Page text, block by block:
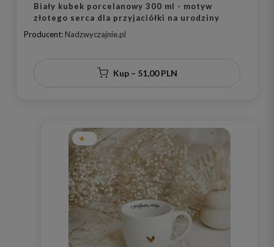
Biały kubek porcelanowy 300 ml - motyw
złotego serca dla przyjaciółki na urodziny
Producent: Nadzwyczajnie.pl
Kup – 51,00 PLN